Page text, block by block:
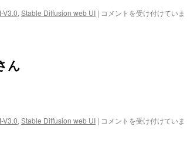
ぶ
V3.0, Stable Diffusion web UI | Counterfeit-
さ
コメントを受け付けていま
ん
V3.0, Stable Diffusion web UI | Counterfeit-
コメントを受け付けていま